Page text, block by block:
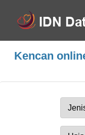
Kencan